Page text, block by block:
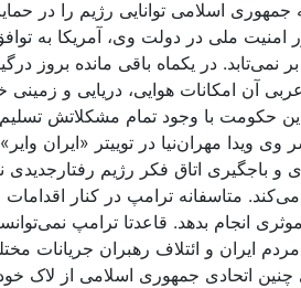
اسلامی توانایی رژیم را در
ملی در دولت وی، آمریکا به
در یکماه باقی مانده بروز
آن امکانات هوایی، دریایی و
حکومت با وجود تمام مشکلاتش
مهران‌نیا در توییتر «ایران
باجگیری اتاق فکر رژیم
می‌کند. متاسفانه ترامپ در کنار
انجام بدهد. قاعدتا ترامپ
ایران و ائتلاف رهبران جریانات
اتحادی جمهوری اسلامی از لاک